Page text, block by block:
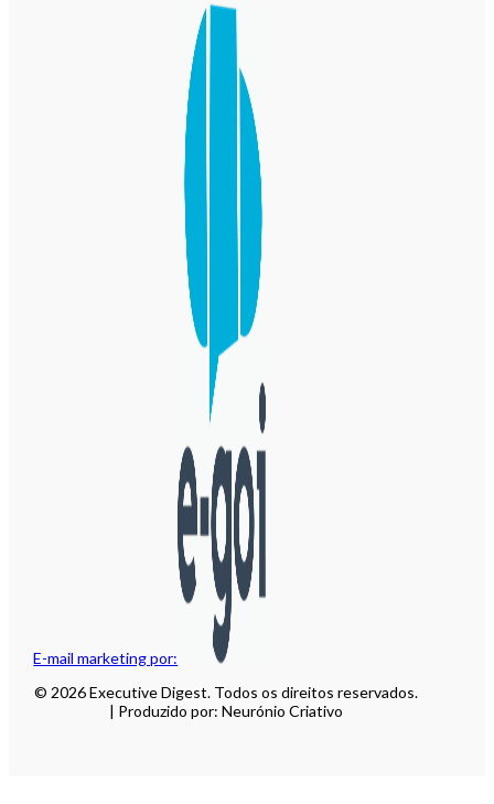
E-mail marketing por:
© 2026 Executive Digest. Todos os direitos reservados.
| Produzido por: Neurónio Criativo